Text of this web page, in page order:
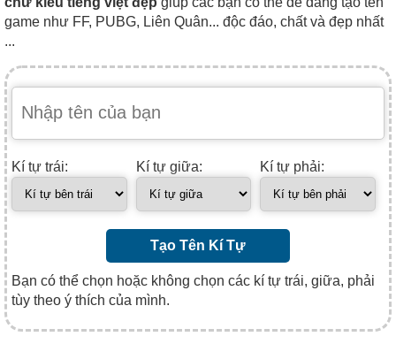
game như FF, PUBG, Liên Quân... độc đáo, chất và đẹp nhất
...
Kí tự trái: Kí tự giữa: Kí tự phải:
Tạo Tên Kí Tự
Bạn có thể chọn hoặc không chọn các kí tự trái, giữa, phải
tùy theo ý thích của mình.